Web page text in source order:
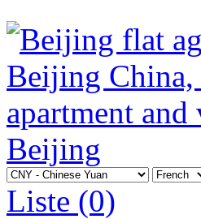
Liste (0)